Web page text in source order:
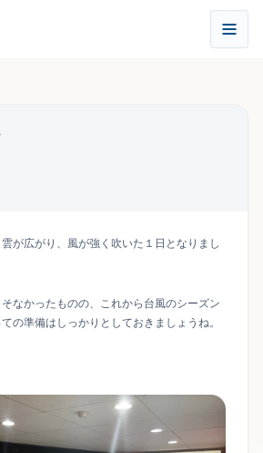
が広がり、風が強く吹いた１日となりまし
なかったものの、これから台風のシーズン
の準備はしっかりとしておきましょうね。